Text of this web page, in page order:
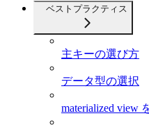
ベストプラクティス
主キーの選び方
データ型の選択
materialized view